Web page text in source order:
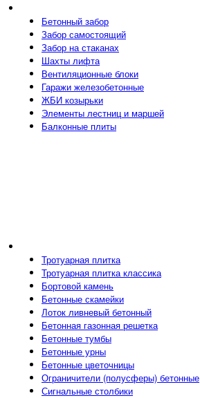
Бетонный забор
Забор самостоящий
Забор на стаканах
Шахты лифта
Вентиляционные блоки
Гаражи железобетонные
ЖБИ козырьки
Элементы лестниц и маршей
Балконные плиты
Тротуарная плитка
Тротуарная плитка классика
Бортовой камень
Бетонные скамейки
Лоток ливневый бетонный
Бетонная газонная решетка
Бетонные тумбы
Бетонные урны
Бетонные цветочницы
Ограничители (полусферы) бетонные
Сигнальные столбики